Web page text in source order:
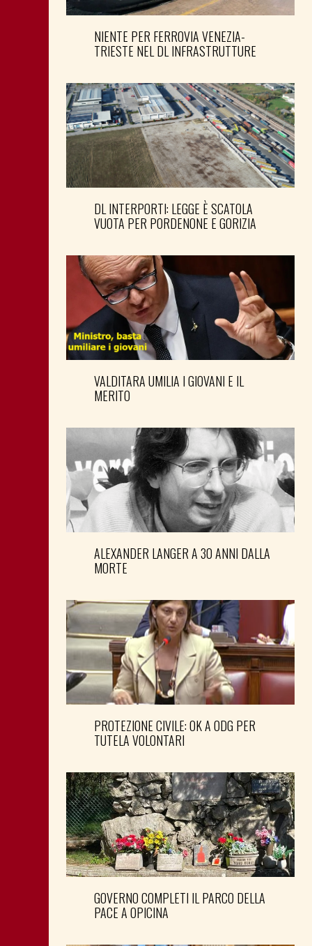
NIENTE PER FERROVIA VENEZIA-
TRIESTE NEL DL INFRASTRUTTURE
DL INTERPORTI: LEGGE È SCATOLA
VUOTA PER PORDENONE E GORIZIA
VALDITARA UMILIA I GIOVANI E IL
MERITO
ALEXANDER LANGER A 30 ANNI DALLA
MORTE
PROTEZIONE CIVILE: OK A ODG PER
TUTELA VOLONTARI
GOVERNO COMPLETI IL PARCO DELLA
PACE A OPICINA